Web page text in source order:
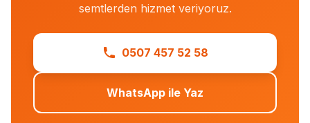
semtlerden hizmet veriyoruz.
0507 457 52 58
WhatsApp ile Yaz